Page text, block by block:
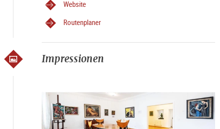
Website
Routenplaner
Impressionen